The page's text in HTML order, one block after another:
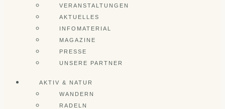
VERANSTALTUNGEN
AKTUELLES
INFOMATERIAL
MAGAZINE
PRESSE
UNSERE PARTNER
AKTIV & NATUR
WANDERN
RADELN